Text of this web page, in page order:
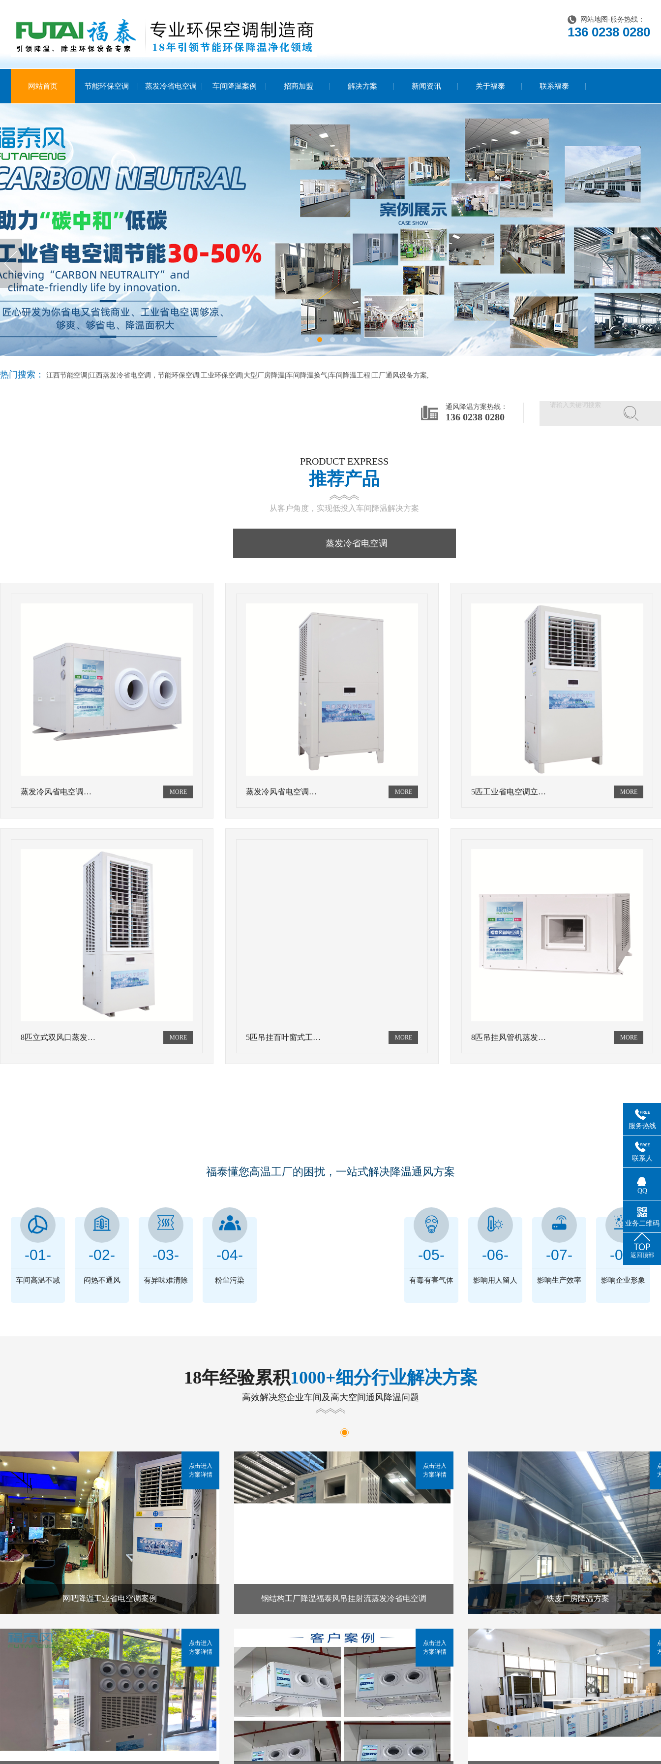
网站地图 -服务热线：
136 0238 0280
网站首页 节能环保空调 蒸发冷省电空调 车间降温案例 招商加盟 解决方案 新闻资讯 关于福泰 联系福泰
热门搜索： 江西节能空调|江西蒸发冷省电空调，节能环保空调|工业环保空调|大型厂房降温|车间降温换气|车间降温工程|工厂通风设备方案,
通风降温方案热线：
136 0238 0280
PRODUCT EXPRESS
推荐产品
从客户角度，实现低投入车间降温解决方案
蒸发冷省电空调
蒸发冷风省电空调… 蒸发冷风省电空调… 5匹工业省电空调立…
8匹立式双风口蒸发… 5匹吊挂百叶窗式工… 8匹吊挂风管机蒸发…
福泰懂您高温工厂的困扰，一站式解决降温通风方案
-01-
车间高温不减
-02-
闷热不通风
-03-
有异味难清除
-04-
粉尘污染
-05-
有毒有害气体
-06-
影响用人留人
-07-
影响生产效率
-08-
影响企业形象
18年经验累积1000+细分行业解决方案
高效解决您企业车间及高大空间通风降温问题
网吧降温工业省电空调案例
点击进入
方案详情
钢结构工厂降温福泰风吊挂射流蒸发冷省电空调
点击进入
方案详情
铁皮厂房降温方案
点击进入
方案详情
点击进入
方案详情
服务热线
联系人
QQ
业务二维码
返回顶部